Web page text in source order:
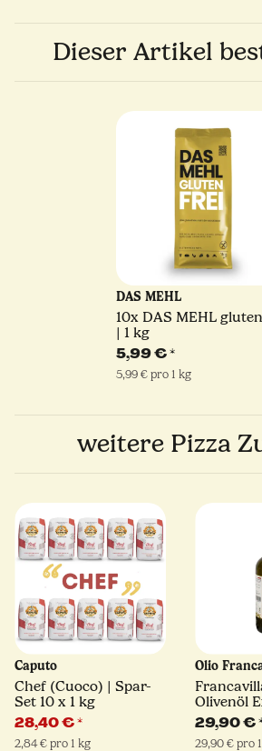
Dieser Artikel
DAS MEHL
10x DAS MEHL
| 1 kg
5,99 €*
5,99 € pro 1 kg
weitere Pizza
Caputo
Chef (Cuoco) | Spar-
Set 10 x 1 kg
28,40 €*
2,84 € pro 1 kg
Olio
Olivenöl
ml
29,90 €
29,90 € pro